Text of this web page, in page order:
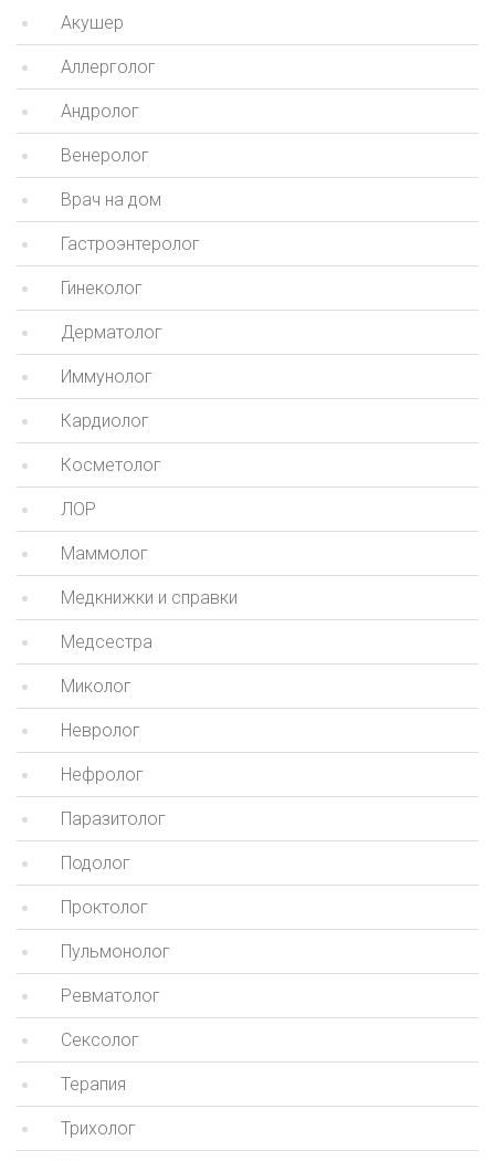
Акушер
Аллерголог
Андролог
Венеролог
Врач на дом
Гастроэнтеролог
Гинеколог
Дерматолог
Иммунолог
Кардиолог
Косметолог
ЛОР
Маммолог
Медкнижки и справки
Медсестра
Миколог
Невролог
Нефролог
Паразитолог
Подолог
Проктолог
Пульмонолог
Ревматолог
Сексолог
Терапия
Трихолог